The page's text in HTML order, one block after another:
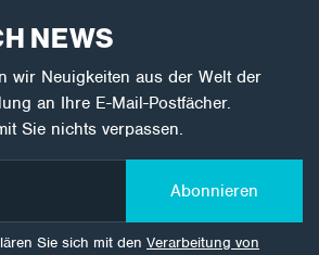
NEWS
wir Neuigkeiten aus der Welt der
an Ihre E-Mail-Postfächer.
Sie nichts verpassen.
Abonnieren
Sie sich mit den Verarbeitung von